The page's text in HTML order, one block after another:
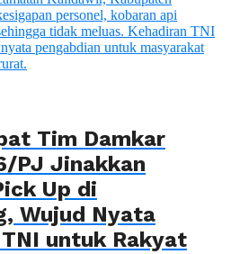
Tim Damkar
PJ Jinakkan
Up di
Wujud Nyata
untuk Rakyat